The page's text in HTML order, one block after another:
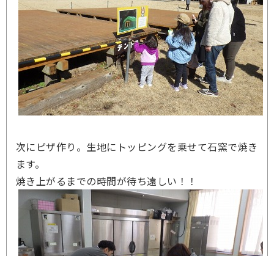
次にピザ作り。生地にトッピングを乗せて石窯で焼き
ます。
焼き上がるまでの時間が待ち遠しい！！